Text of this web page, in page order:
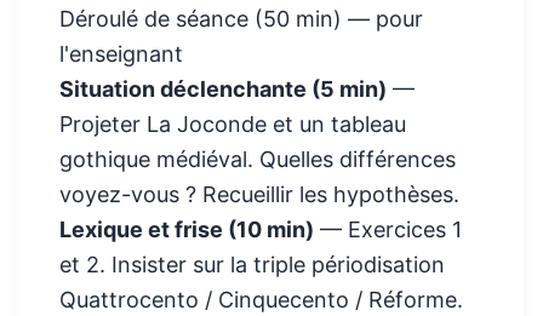
Déroulé de séance (50 min) — pour
l'enseignant
Situation déclenchante (5 min) —
Projeter La Joconde et un tableau
gothique médiéval. Quelles différences
voyez-vous ? Recueillir les hypothèses.
Lexique et frise (10 min) — Exercices 1
et 2. Insister sur la triple périodisation
Quattrocento / Cinquecento / Réforme.